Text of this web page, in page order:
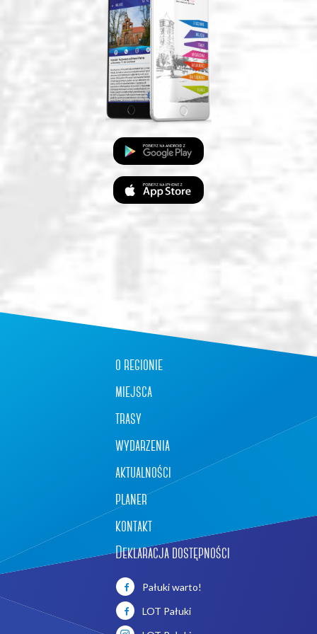
o regionie
miejsca
trasy
wydarzenia
aktualności
planer
kontakt
Deklaracja dostępności
Pałuki warto!
LOT Pałuki